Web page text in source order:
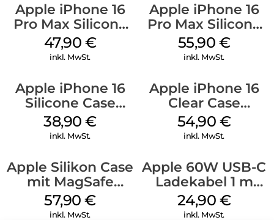
Apple iPhone 16
Pro Max Silicone
Case MagSafe
Black
47,90 €
inkl. MwSt.
Apple iPhone 16
Pro Max Silicone
Case MagSafe
Stone Gray
55,90 €
inkl. MwSt.
Apple iPhone 16
Silicone Case
MagSafe
Ultramarine
38,90€
inkl. MwSt.
Apple iPhone 16
Clear Case
MagSafe
Transparent
54,90 €
inkl. MwSt.
Apple Silikon Case
mit MagSafe
iPhone 14 Pro
(PRODUCT)RED
57,90€
inkl. MwSt.
Apple 60W USB-C
Ladekabel 1 m
Weiß
24,90 €
inkl. MwSt.